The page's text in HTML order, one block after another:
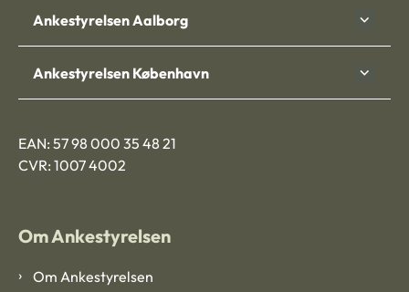
Ankestyrelsen Aalborg
Ankestyrelsen København
EAN: 57 98 000 35 48 21
CVR: 1007 4002
Om Ankestyrelsen
Om Ankestyrelsen